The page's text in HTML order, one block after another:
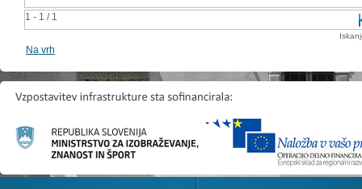
1 - 1 / 1
Na vrh